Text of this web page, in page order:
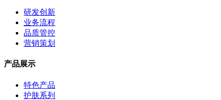
研发创新
业务流程
品质管控
营销策划
产品展示
特色产品
护肤系列